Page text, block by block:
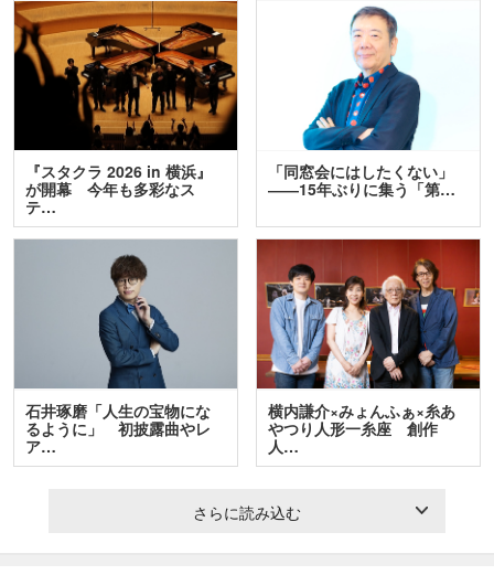
『スタクラ 2026 in 横浜』
が開幕 今年も多彩なス
テ…
「同窓会にはしたくない」
――15年ぶりに集う「第…
石井琢磨「人生の宝物にな
るように」 初披露曲やレ
ア…
横内謙介×みょんふぁ×糸あ
やつり人形一糸座 創作
人…
さらに読み込む